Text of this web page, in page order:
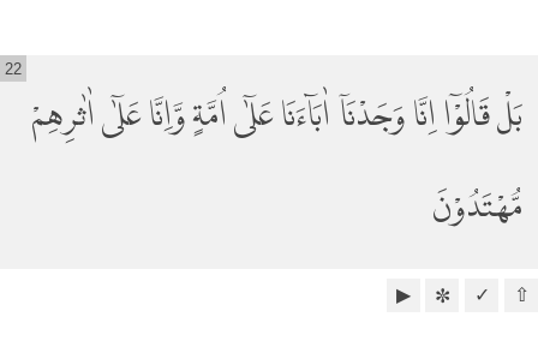
بَلْ قَالُوْٓا اِنَّا وَجَدْنَآ اٰبَاۤءَنَا عَلٰٓى اُمَّةٍ وَّاِنَّا عَلٰٓى اٰثٰرِهِمْ
مُّهْتَدُوْنَ
22
⇧
✓
✼
▶